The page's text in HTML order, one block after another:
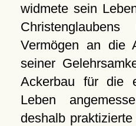
widmete sein
Vermögen an die
seiner
Ackerbau für die
Leben
deshalb